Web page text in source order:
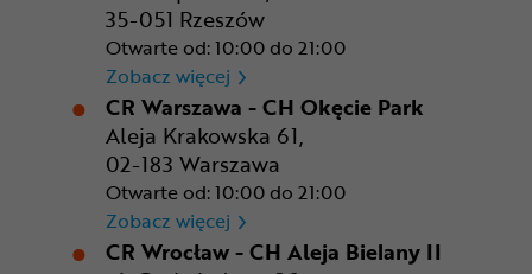
35-051 Rzeszów
Otwarte od: 10:00 do 21:00
Zobacz więcej CR Rzeszów
CR Warszawa - CH Okęcie Park
Aleja Krakowska 61,
02-183 Warszawa
Otwarte od: 10:00 do 21:00
Zobacz więcej CR Warszawa - CH Okęcie
CR Wrocław - CH Aleja Bielany II